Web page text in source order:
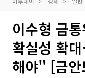
이수형 금
확실성 확
해야" [금안